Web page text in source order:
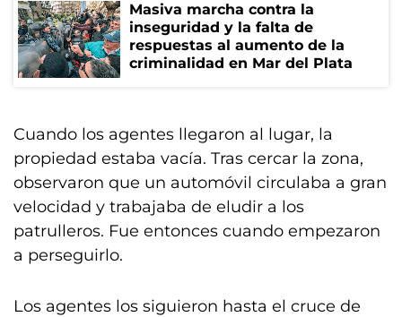
Masiva marcha contra la
inseguridad y la falta de
respuestas al aumento de la
criminalidad en Mar del Plata
Cuando los agentes llegaron al lugar, la
propiedad estaba vacía. Tras cercar la zona,
observaron que un automóvil circulaba a gran
velocidad y trabajaba de eludir a los
patrulleros. Fue entonces cuando empezaron
a perseguirlo.
Los agentes los siguieron hasta el cruce de